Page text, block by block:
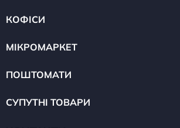
КОФІСИ
МІКРОМАРКЕТ
ПОШТОМАТИ
СУПУТНІ ТОВАРИ